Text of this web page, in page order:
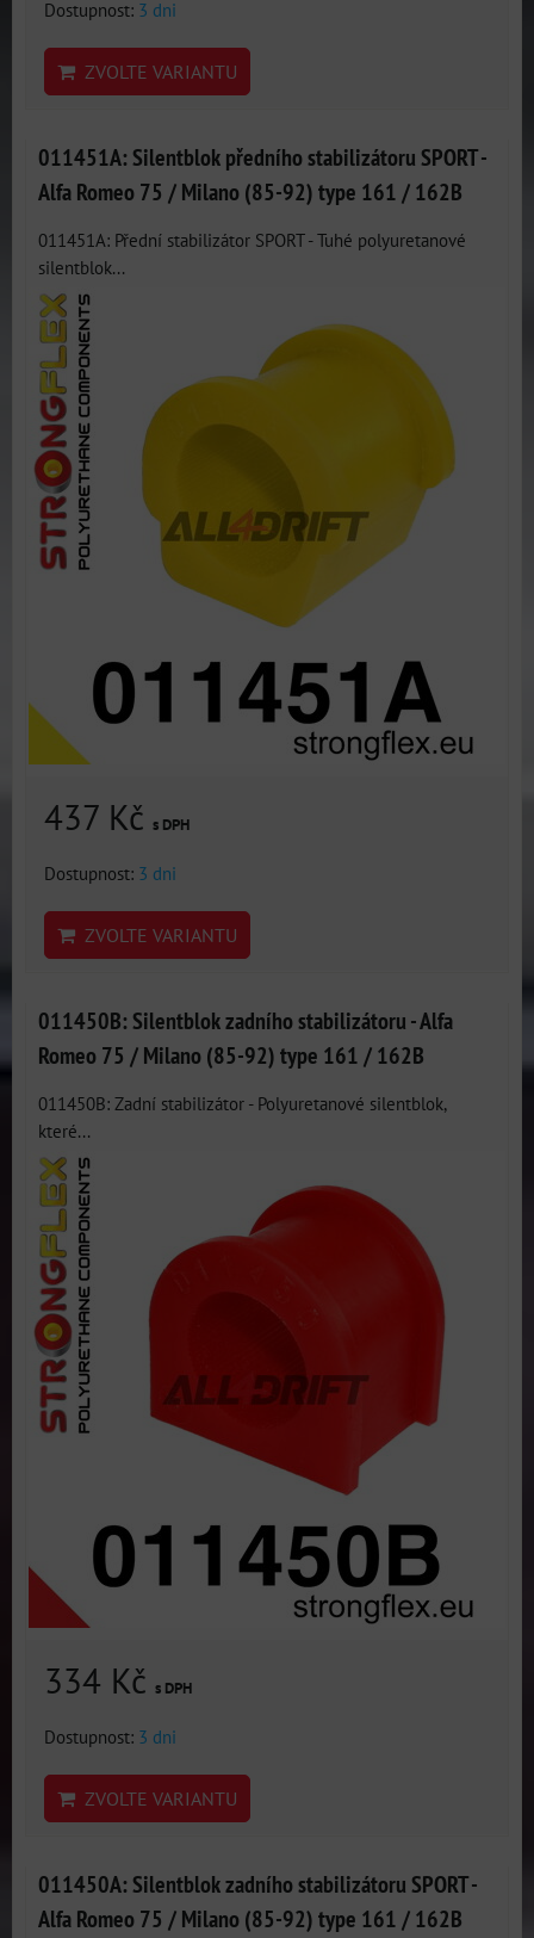
Dostupnost: 3 dni
ZVOLTE VARIANTU
011451A: Silentblok předního stabilizátoru SPORT -
Alfa Romeo 75 / Milano (85-92) type 161 / 162B
011451A: Přední stabilizátor SPORT - Tuhé polyuretanové
silentblok...
437 Kč s DPH
Dostupnost: 3 dni
ZVOLTE VARIANTU
011450B: Silentblok zadního stabilizátoru - Alfa
Romeo 75 / Milano (85-92) type 161 / 162B
011450B: Zadní stabilizátor - Polyuretanové silentblok,
které...
334 Kč s DPH
Dostupnost: 3 dni
ZVOLTE VARIANTU
011450A: Silentblok zadního stabilizátoru SPORT -
Alfa Romeo 75 / Milano (85-92) type 161 / 162B